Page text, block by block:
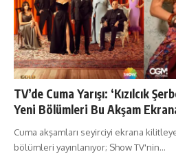
TV’de Cuma Yarışı: ‘Kızılcık
Yeni Bölümleri Bu Akşam
Cuma akşamları seyirciyi ekrana
bölümleri yayınlanıyor; Show TV'nin…